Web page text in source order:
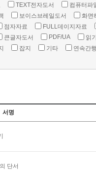
TEXT전자도서 컴퓨터파
보이스브레일도서 화면
점자자료 FULL데이지자료
큰글자도서 PDF/UA 읽
잡지 기타 연속간
서명
단서